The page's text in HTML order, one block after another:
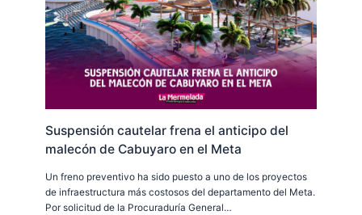
Suspensión cautelar frena el anticipo del
malecón de Cabuyaro en el Meta
Un freno preventivo ha sido puesto a uno de los proyectos
de infraestructura más costosos del departamento del Meta.
Por solicitud de la Procuraduría General…